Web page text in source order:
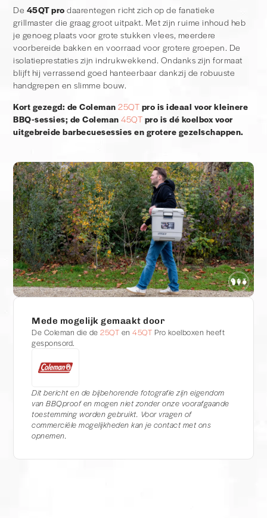
De 45QT pro daarentegen richt zich op de fanatieke
grillmaster die graag groot uitpakt. Met zijn ruime inhoud heb
je genoeg plaats voor grote stukken vlees, meerdere
voorbereide bakken en voorraad voor grotere groepen. De
isolatieprestaties zijn indrukwekkend. Ondanks zijn formaat
blijft hij verrassend goed hanteerbaar dankzij de robuuste
handgrepen en slimme bouw.
Kort gezegd: de Coleman25QT pro is ideaal voor kleinere
BBQ-sessies; de Coleman45QT pro is dé koelbox voor
uitgebreide barbecuesessies en grotere gezelschappen.
Mede mogelijk gemaakt door
De Coleman die de25QT en45QT Pro koelboxen heeft
gesponsord.
Dit bericht en de bijbehorende fotografie zijn eigendom
van BBQproof en mogen niet zonder onze voorafgaande
toestemming worden gebruikt. Voor vragen of
commerciële mogelijkheden kan je contact met ons
opnemen.